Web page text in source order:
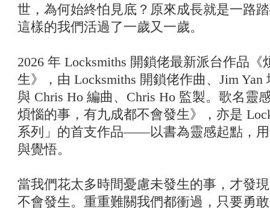
世，為何始終怕見底？原來成長就是一路
這樣的我們活過了一歲又一歲。
2026 年 Locksmiths 開鎖佬最新派台作品
生》，由 Locksmiths 開鎖佬作曲、Jim Yan
與 Chris Ho 編曲、Chris Ho 監製。歌名靈
煩惱的事，有九成都不會發生》，亦是
系列」的首支作品——以書為靈感起點，
與覺悟。
當我們花太多時間憂慮未發生的事，才發
不會發生。重重難關我們都衝過，只要勇